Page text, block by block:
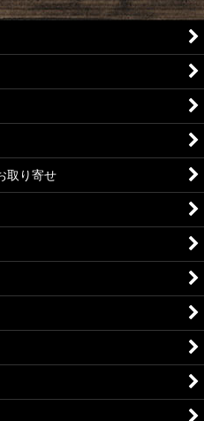
対応 カスタムパーツ
対応 カスタムパーツ
対応 カスタムパーツ
SW］対応 カスタムパー
SW］対応 カスタムパーツ
SW］対応 カスタムパーツ
取り寄せ